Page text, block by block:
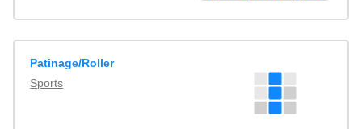
Patinage/Roller
Sports